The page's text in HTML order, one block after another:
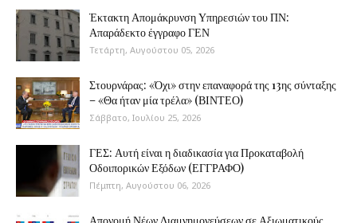
Έκτακτη Απομάκρυνση Υπηρεσιών του ΠΝ:
Απαράδεκτο έγγραφο ΓΕΝ
Τετάρτη, Αυγούστου 05, 2026
Στουρνάρας: «Όχι» στην επαναφορά της 13ης σύνταξης
– «Θα ήταν μία τρέλα» (ΒΙΝΤΕΟ)
Σάββατο, Ιουλίου 25, 2026
ΓΕΣ: Αυτή είναι η διαδικασία για Προκαταβολή
Οδοιπορικών Εξόδων (ΕΓΓΡΑΦΟ)
Πέμπτη, Αυγούστου 06, 2026